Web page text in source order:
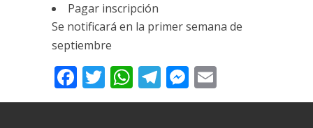
Pagar inscripción
Se notificará en la primer semana de
septiembre
Facebook
Twitter
WhatsApp
Telegram
Messenger